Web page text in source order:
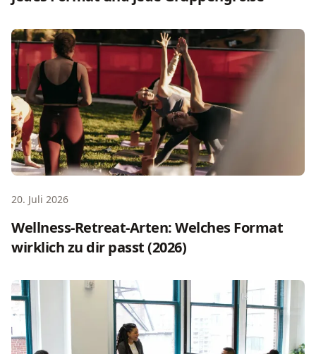
Wellness-Retreat-Arten: Welches Format wirklich zu dir
20. Juli 2026
Wellness-Retreat-Arten: Welches Format
wirklich zu dir passt (2026)
Team Retreat Ideen: 24 Formate für 2026